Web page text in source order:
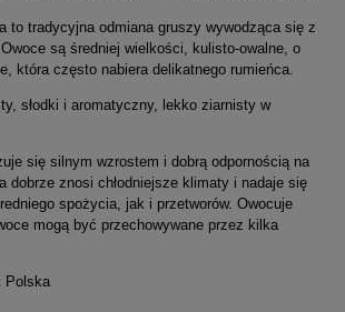
to tradycyjna odmiana gruszy wywodząca się z
są średniej wielkości, kulisto-owalne, o
która często nabiera delikatnego rumieńca.
słodki i aromatyczny, lekko ziarnisty w
się silnym wzrostem i dobrą odpornością na
dobrze znosi chłodniejsze klimaty i nadaje się
spożycia, jak i przetworów. Owocuje
mogą być przechowywane przez kilka
Polska